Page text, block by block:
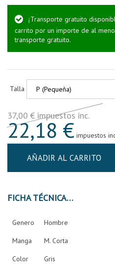
¡Transporte gratuito
carrito por un importe de al
transporte gratuito.
Talla
37,00 € impuestos inc.
22,18 € impuestos
AÑADIR AL CARRITO
FICHA TÉCNICA
Genero Hombre
Manga M. Corta
Color Gris